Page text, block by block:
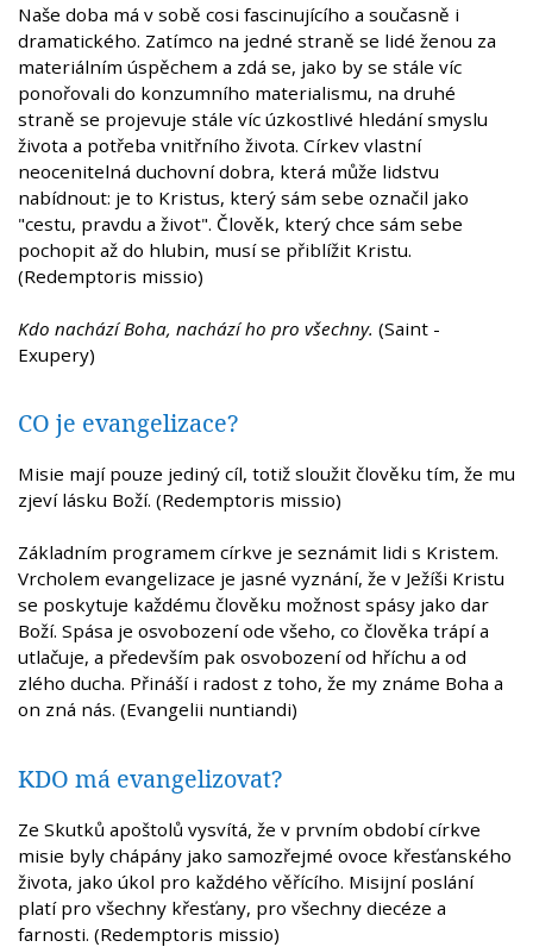
Naše doba má v sobě cosi fascinujícího a současně i
dramatického. Zatímco na jedné straně se lidé ženou za
materiálním úspěchem a zdá se, jako by se stále víc
ponořovali do konzumního materialismu, na druhé
straně se projevuje stále víc úzkostlivé hledání smyslu
života a potřeba vnitřního života. Církev vlastní
neocenitelná duchovní dobra, která může lidstvu
nabídnout: je to Kristus, který sám sebe označil jako
"cestu, pravdu a život". Člověk, který chce sám sebe
pochopit až do hlubin, musí se přiblížit Kristu.
(Redemptoris missio)
Kdo nachází Boha, nachází ho pro všechny. (Saint -
Exupery)
CO je evangelizace?
Misie mají pouze jediný cíl, totiž sloužit člověku tím, že mu
zjeví lásku Boží. (Redemptoris missio)
Základním programem církve je seznámit lidi s Kristem.
Vrcholem evangelizace je jasné vyznání, že v Ježíši Kristu
se poskytuje každému člověku možnost spásy jako dar
Boží. Spása je osvobození ode všeho, co člověka trápí a
utlačuje, a především pak osvobození od hříchu a od
zlého ducha. Přináší i radost z toho, že my známe Boha a
on zná nás. (Evangelii nuntiandi)
KDO má evangelizovat?
Ze Skutků apoštolů vysvítá, že v prvním období církve
misie byly chápány jako samozřejmé ovoce křesťanského
života, jako úkol pro každého věřícího. Misijní poslání
platí pro všechny křesťany, pro všechny diecéze a
farnosti. (Redemptoris missio)